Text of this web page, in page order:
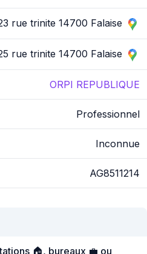
rue trinite 14700 Falaise
rue trinite 14700 Falaise
ORPI REPUBLIQUE
Professionnel
Inconnue
AG8511214
🏠, bureaux 💼 ou